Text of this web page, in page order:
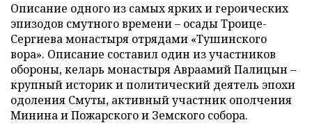
Описание одного из самых ярких и героических
эпизодов смутного времени – осады Троице-
Сергиева монастыря отрядами «Тушинского
вора». Описание составил один из участников
обороны, келарь монастыря Авраамий Палицын –
крупный историк и политический деятель эпохи
одоления Смуты, активный участник ополчения
Минина и Пожарского и Земского собора.